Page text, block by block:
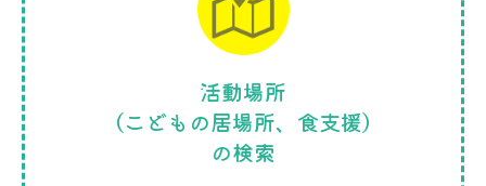
活動場所
（こどもの居場所、食支援）
の検索